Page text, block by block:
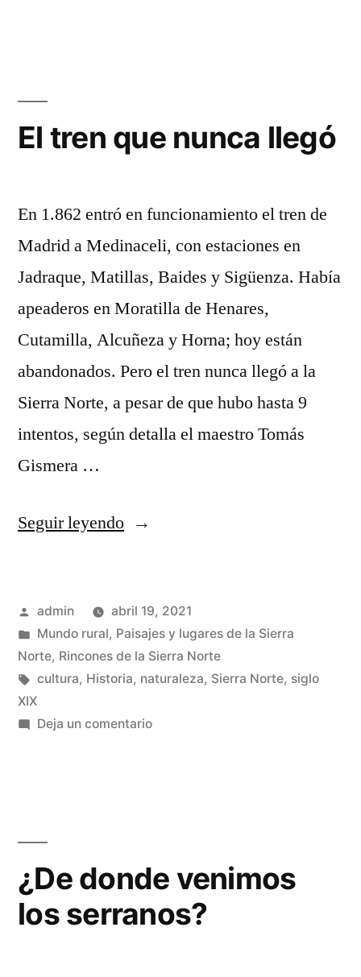
la
El tren que nunca llegó
En 1.862 entró en funcionamiento el tren de
Madrid a Medinaceli, con estaciones en
Jadraque, Matillas, Baides y Sigüenza. Había
apeaderos en Moratilla de Henares,
Cutamilla, Alcuñeza y Horna; hoy están
abandonados. Pero el tren nunca llegó a la
Sierra Norte, a pesar de que hubo hasta 9
intentos, según detalla el maestro Tomás
Gismera …
Seguir leyendo«El
nunca
llegó»
Publicado
por
admin
abril 19, 2021
Publicado
en
Mundo rural, Paisajes y lugares de la Sierra
Norte, Rincones de la Sierra Norte
Etiquetas:
cultura, Historia, naturaleza, Sierra Norte, siglo
XIX
Deja un comentarioen
¿De donde venimos
los serranos?